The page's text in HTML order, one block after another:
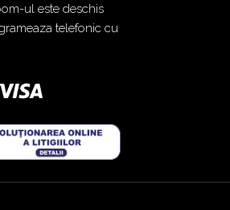
ul este deschis
telefonic cu